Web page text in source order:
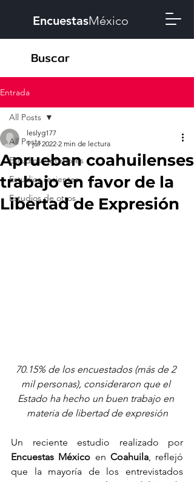
EncuestasMéxico
Entrada
All Posts
Estudios Anteriores
Estudios recientes
Estudios de otros
All Posts
Aprueban coahuilenses
trabajo en favor de la
Libertad de Expresión
leslyg177
1 jul 2022 2 min de lectura
70.15% de los encuestados (más de 2
mil personas), consideraron que el
Estado ha hecho un buen trabajo en
materia de libertad de expresión
Encuestas México en Coahuila, reflejó
que la mayoría de los entrevistados